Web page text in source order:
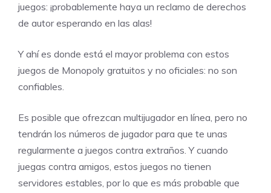
juegos: ¡probablemente haya un reclamo de derechos
de autor esperando en las alas!
Y ahí es donde está el mayor problema con estos
juegos de Monopoly gratuitos y no oficiales: no son
confiables.
Es posible que ofrezcan multijugador en línea, pero no
tendrán los números de jugador para que te unas
regularmente a juegos contra extraños. Y cuando
juegas contra amigos, estos juegos no tienen
servidores estables, por lo que es más probable que